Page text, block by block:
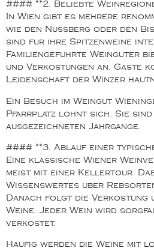
#### **2. Beliebte
In Wien gibt es mehrere
wie den Nussberg oder den
sind fur ihre Spitzenweine
Familiengefuhrte Weinguter
und Verkostungen an. Gaste
Leidenschaft der Winzer
Ein Besuch im Weingut
Pfarrplatz lohnt sich. Sie
ausgezeichneten Jahrgange.
#### **3. Ablauf einer
Eine klassische Wiener
meist mit einer Kellertour.
Wissenswertes uber
Danach folgt die Verkostung
Weine. Jeder Wein wird
verkostet.
Haufig werden die Weine mit